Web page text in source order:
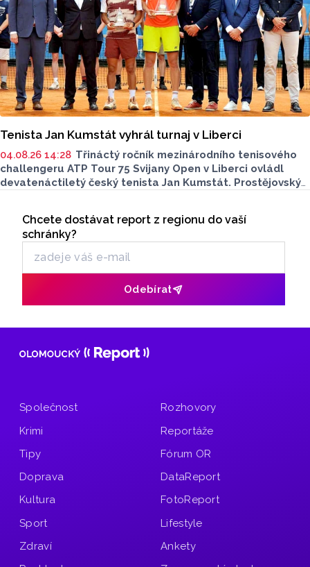
Tenista Jan Kumstát vyhrál turnaj v Liberci
04.08.26 14:28 Třináctý ročník mezinárodního tenisového
challengeru ATP Tour 75 Svijany Open v Liberci ovládl
devatenáctiletý český tenista Jan Kumstát. Prostějovský
loňského titulu a druhého nasazeného Peruánce Gonzala
Buena přesvědčivě 6:3, 6:1 za pouhých 62 minut.
Odběr newsletteru
Chcete dostávat report z regionu do vaší
schránky?
Odebírat
Společnost
Krimi
Tipy
Doprava
Kultura
Sport
Zdraví
Rozhovory
Reportáže
Fórum OR
DataReport
FotoReport
Lifestyle
Ankety